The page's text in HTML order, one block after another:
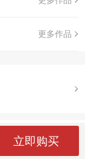
更多作品
立即购买